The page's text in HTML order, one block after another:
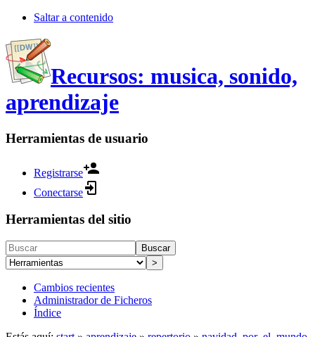
Saltar a contenido
Recursos: musica, sonido,
aprendizaje
Herramientas de usuario
Registrarse
Conectarse
Herramientas del sitio
Buscar
>
Cambios recientes
Administrador de Ficheros
Índice